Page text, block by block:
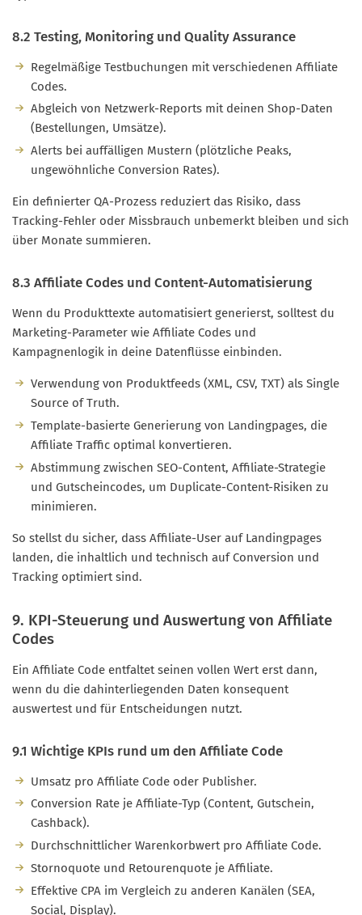
8.2 Testing, Monitoring und Quality Assurance
Regelmäßige Testbuchungen mit verschiedenen Affiliate
Codes.
Abgleich von Netzwerk-Reports mit deinen Shop-Daten
(Bestellungen, Umsätze).
Alerts bei auffälligen Mustern (plötzliche Peaks,
ungewöhnliche Conversion Rates).
Ein definierter QA-Prozess reduziert das Risiko, dass
Tracking-Fehler oder Missbrauch unbemerkt bleiben und sich
über Monate summieren.
8.3 Affiliate Codes und Content-Automatisierung
Wenn du Produkttexte automatisiert generierst, solltest du
Marketing-Parameter wie Affiliate Codes und
Kampagnenlogik in deine Datenflüsse einbinden.
Verwendung von Produktfeeds (XML, CSV, TXT) als Single
Source of Truth.
Template-basierte Generierung von Landingpages, die
Affiliate Traffic optimal konvertieren.
Abstimmung zwischen SEO-Content, Affiliate-Strategie
und Gutscheincodes, um Duplicate-Content-Risiken zu
minimieren.
So stellst du sicher, dass Affiliate-User auf Landingpages
landen, die inhaltlich und technisch auf Conversion und
Tracking optimiert sind.
9. KPI-Steuerung und Auswertung von Affiliate
Codes
Ein Affiliate Code entfaltet seinen vollen Wert erst dann,
wenn du die dahinterliegenden Daten konsequent
auswertest und für Entscheidungen nutzt.
9.1 Wichtige KPIs rund um den Affiliate Code
Umsatz pro Affiliate Code oder Publisher.
Conversion Rate je Affiliate-Typ (Content, Gutschein,
Cashback).
Durchschnittlicher Warenkorbwert pro Affiliate Code.
Stornoquote und Retourenquote je Affiliate.
Effektive CPA im Vergleich zu anderen Kanälen (SEA,
Social, Display).